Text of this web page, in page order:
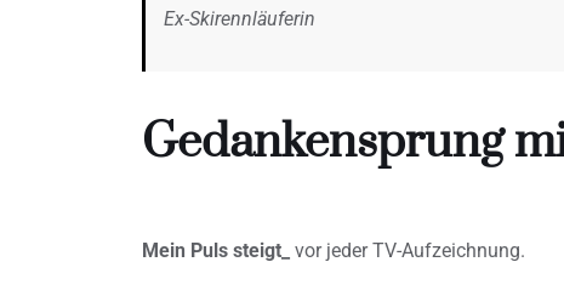
Ex-Skirennläuferin
Gedankensprung
Mein Puls steigt_ vor jeder TV-Aufzeichnung.